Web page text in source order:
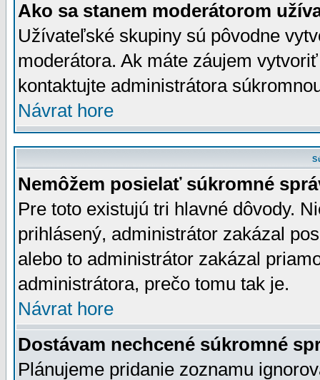
Ako sa stanem moderátorom
Užívateľské skupiny sú pôvodne
moderátora. Ak máte záujem
kontaktujte administrátora
Návrat hore
Nemôžem posielať súkromné
Pre toto existujú tri hlavné dôvody.
prihlásený, administrátor zakázal
alebo to administrátor zakázal
administrátora, prečo tomu tak je.
Návrat hore
Dostávam nechcené súkromné
Plánujeme pridanie zoznamu